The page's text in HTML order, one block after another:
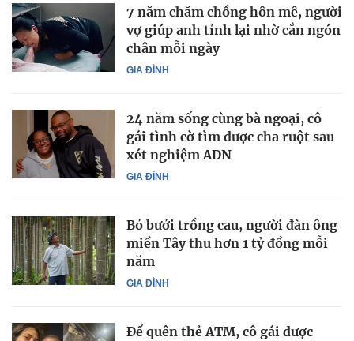
GIA ĐÌNH
7 năm chăm chồng hôn mê, người
vợ giúp anh tỉnh lại nhờ cắn ngón
chân mỗi ngày
GIA ĐÌNH
24 năm sống cùng bà ngoại, cô
gái tình cờ tìm được cha ruột sau
xét nghiệm ADN
GIA ĐÌNH
Bỏ bưởi trồng cau, người đàn ông
miền Tây thu hơn 1 tỷ đồng mỗi
năm
Để quên thẻ ATM, cô gái được